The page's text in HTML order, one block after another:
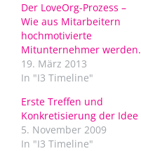
Der LoveOrg-Prozess –
Wie aus Mitarbeitern
hochmotivierte
Mitunternehmer werden.
19. März 2013
In "I3 Timeline"
Erste Treffen und
Konkretisierung der Idee
5. November 2009
In "I3 Timeline"